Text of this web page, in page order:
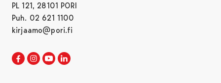
PL 121, 28101 PORI
Puh. 02 621 1100
kirjaamo@pori.fi
Porin kaupunki Facebookissa
Avautuu uudessa välilehdessä
Porin kaupunki Instagramissa
Avautuu uudessa välilehdessä
Porin kaupunki Youtubessa
Avautuu uudessa välilehdessä